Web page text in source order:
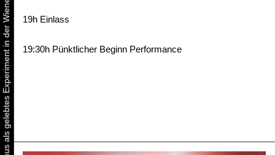
19h Einlass
19:30h Pünktlicher Beginn Performance